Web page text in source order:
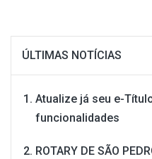
ÚLTIMAS NOTÍCIAS
Atualize já seu e-
funcionalidades
ROTARY DE SÃO